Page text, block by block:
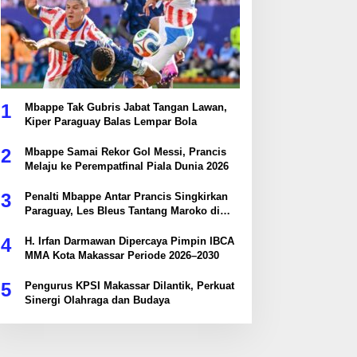
1
Mbappe Tak Gubris Jabat Tangan Lawan,
Kiper Paraguay Balas Lempar Bola
2
Mbappe Samai Rekor Gol Messi, Prancis
Melaju ke Perempatfinal Piala Dunia 2026
3
Penalti Mbappe Antar Prancis Singkirkan
Paraguay, Les Bleus Tantang Maroko di
4
H. Irfan Darmawan Dipercaya Pimpin IBCA
MMA Kota Makassar Periode 2026–2030
5
Pengurus KPSI Makassar Dilantik, Perkuat
Sinergi Olahraga dan Budaya